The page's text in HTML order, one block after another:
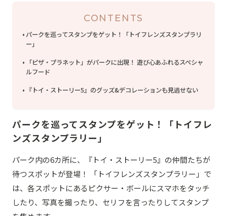
CONTENTS
パークを巡ってスタンプをゲット！「トイフレンズスタンプラリ
ー」
「ピザ・プラネット」がパークに出現！ 遊び心あふれるスペシャ
ルフード
『トイ・ストーリー5』のグッズ&デコレーションも見逃せない
パークを巡ってスタンプをゲット！「トイフレ
ンズスタンプラリー」
パーク内の6カ所に、『トイ・ストーリー5』の仲間たちが
待つスポットが登場！ 「トイフレンズスタンプラリー」で
は、各スポットにあるピクサー・ボールにスマホをタッチ
したり、写真を撮ったり、セリフを言ったりしてスタンプ